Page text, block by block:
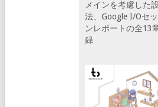
メインを考慮した
法、Google I/Oセ
ンレポートの全13
録